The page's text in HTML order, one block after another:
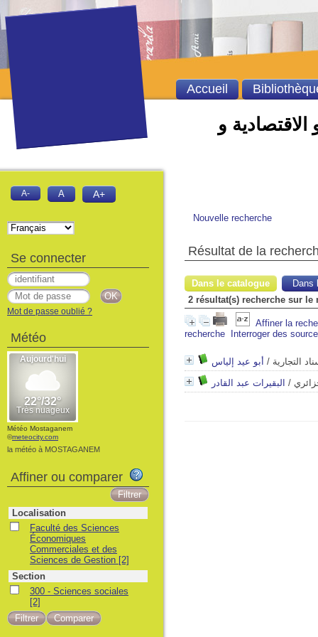
الاقتصادية و
Nouvelle recherche
Résultat de la
Dans le catalogue Dans
Affiner la
recherche
Interroger des
التجارية / أبو عيد إلياس
/ البقيرات عبد القادر
Accueil
A- A A+
Se connecter
Mot de passe oublié ?
Météo
Météo Mostaganem
©meteocity.com
la météo à MOSTAGANEM
Affiner ou comparer
Localisation
Faculté des Sciences
Économiques
Commerciales et des
Sciences de Gestion [2]
Section
300 - Sciences sociales
[2]